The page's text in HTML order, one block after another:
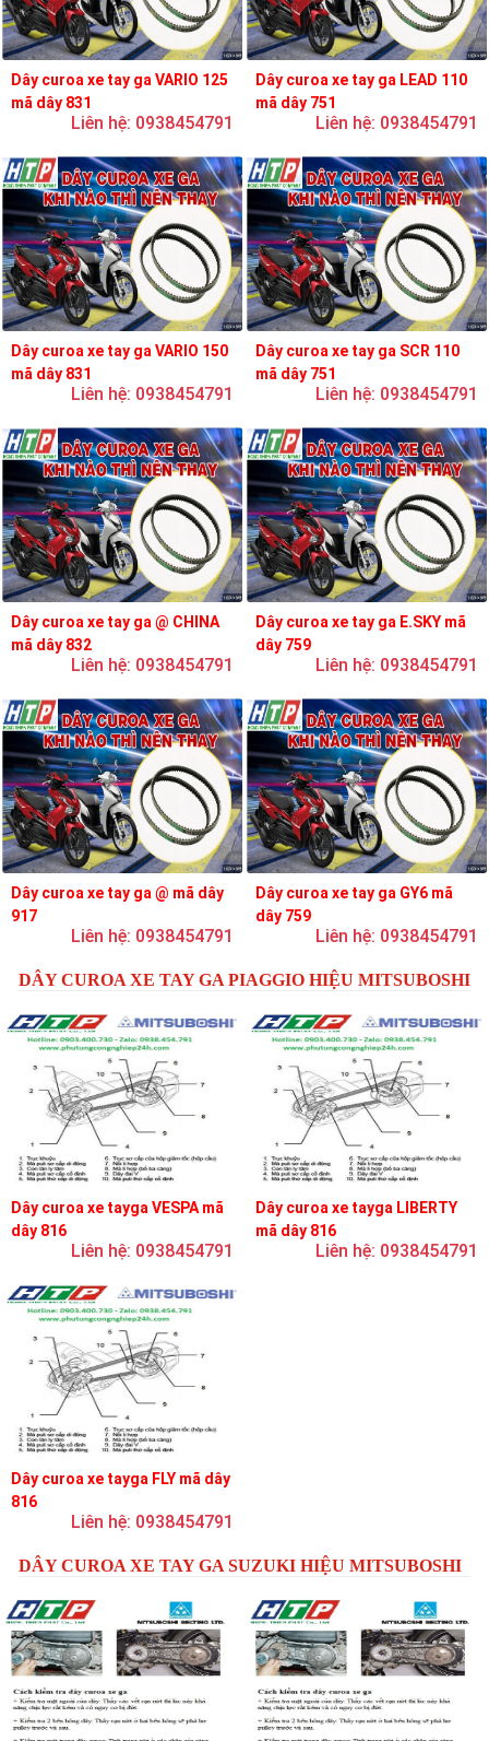
Dây curoa xe tay ga VARIO 125
mã dây 831
Liên hệ: 0938454791
Dây curoa xe tay ga LEAD 110
mã dây 751
Liên hệ: 0938454791
Dây curoa xe tay ga VARIO 150
mã dây 831
Liên hệ: 0938454791
Dây curoa xe tay ga SCR 110
mã dây 751
Liên hệ: 0938454791
Dây curoa xe tay ga @ CHINA
mã dây 832
Liên hệ: 0938454791
Dây curoa xe tay ga E.SKY mã
dây 759
Liên hệ: 0938454791
Dây curoa xe tay ga @ mã dây
917
Liên hệ: 0938454791
Dây curoa xe tay ga GY6 mã
dây 759
Liên hệ: 0938454791
DÂY CUROA XE TAY GA PIAGGIO HIỆU MITSUBOSHI
Dây curoa xe tayga VESPA mã
dây 816
Liên hệ: 0938454791
Dây curoa xe tayga LIBERTY
mã dây 816
Liên hệ: 0938454791
Dây curoa xe tayga FLY mã dây
816
Liên hệ: 0938454791
DÂY CUROA XE TAY GA SUZUKI HIỆU MITSUBOSHI